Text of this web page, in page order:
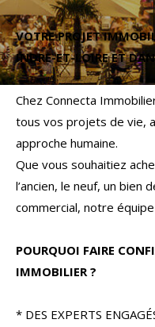
VOTRE PROJET
INDRE-ET-LOIRE ET
Chez Connecta
tous vos projets de vie,
approche humaine.
Que vous souhaitiez
l’ancien, le neuf, un bien
commercial, notre
POURQUOI FAIRE
IMMOBILIER ?
* DES EXPERTS
Budget
Budget
Surface
Surface
Pièces
Pièces
Référence
AFFINER